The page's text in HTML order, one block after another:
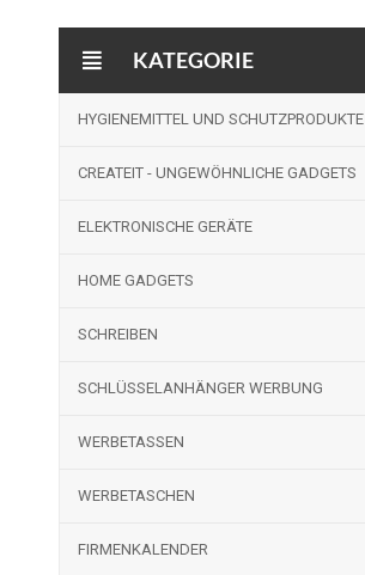
KATEGORIE
HYGIENEMITTEL UND SCHUTZPRODUKTE
CREATEIT - UNGEWÖHNLICHE GADGETS
ELEKTRONISCHE GERÄTE
HOME GADGETS
SCHREIBEN
SCHLÜSSELANHÄNGER WERBUNG
WERBETASSEN
WERBETASCHEN
FIRMENKALENDER